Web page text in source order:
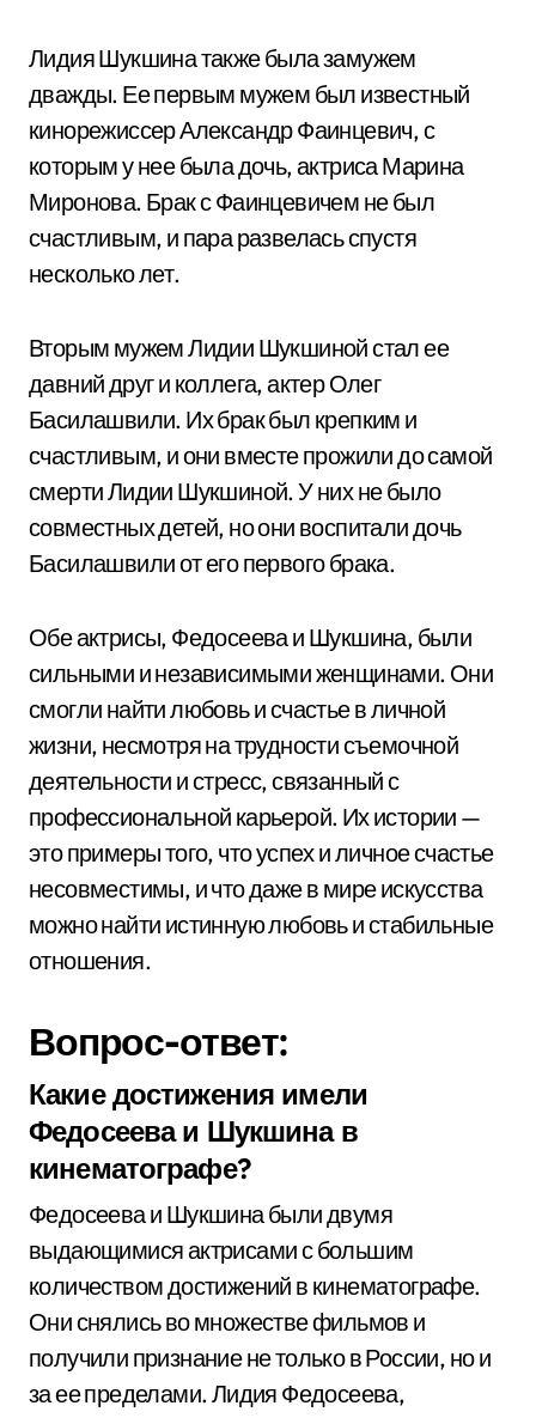
Лидия Шукшина также была замужем
дважды. Ее первым мужем был известный
кинорежиссер Александр Фаинцевич, с
которым у нее была дочь, актриса Марина
Миронова. Брак с Фаинцевичем не был
счастливым, и пара развелась спустя
несколько лет.
Вторым мужем Лидии Шукшиной стал ее
давний друг и коллега, актер Олег
Басилашвили. Их брак был крепким и
счастливым, и они вместе прожили до самой
смерти Лидии Шукшиной. У них не было
совместных детей, но они воспитали дочь
Басилашвили от его первого брака.
Обе актрисы, Федосеева и Шукшина, были
сильными и независимыми женщинами. Они
смогли найти любовь и счастье в личной
жизни, несмотря на трудности съемочной
деятельности и стресс, связанный с
профессиональной карьерой. Их истории —
это примеры того, что успех и личное счастье
несовместимы, и что даже в мире искусства
можно найти истинную любовь и стабильные
отношения.
Вопрос-ответ:
Какие достижения имели
Федосеева и Шукшина в
кинематографе?
Федосеева и Шукшина были двумя
выдающимися актрисами с большим
количеством достижений в кинематографе.
Они снялись во множестве фильмов и
получили признание не только в России, но и
за ее пределами. Лидия Федосеева,